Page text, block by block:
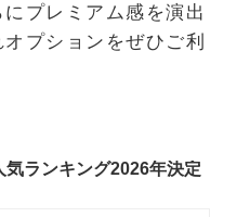
プレミアム感を演出
プションをぜひご利